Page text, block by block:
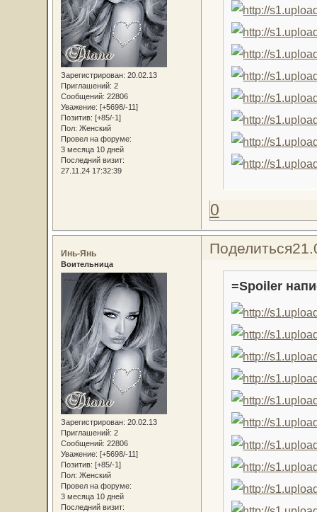
Зарегистрирован: 20.02.13
Приглашений: 2
Сообщений: 22806
Уважение: [+5698/-11]
Позитив: [+85/-1]
Пол: Женский
Провел на форуме:
3 месяца 10 дней
Последний визит:
27.11.24 17:32:39
0
Поделиться
Инь-Янь
Воительница
Зарегистрирован: 20.02.13
Приглашений: 2
Сообщений: 22806
Уважение: [+5698/-11]
Позитив: [+85/-1]
Пол: Женский
Провел на форуме:
3 месяца 10 дней
Последний визит:
=Spoiler